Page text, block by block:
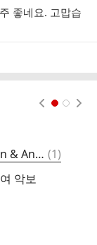
좋네요. 고맙습
Time To Say Goodbye / Sarah Brightman & Andrea Bocelli 댓
글
(1)
악보